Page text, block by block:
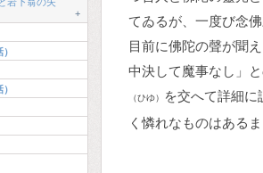
+
てゐるが、一度び念
目前に佛陀の聲が聞
中決して魔事なし」
（ひゆ）
を交へて詳細
く憐れなものはある